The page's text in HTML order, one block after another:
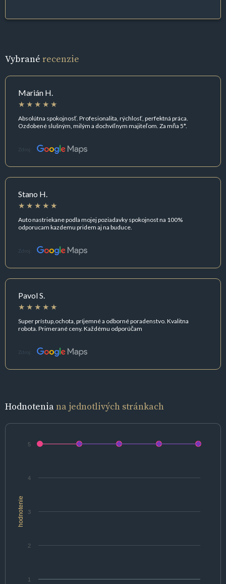
Vybrané recenzie
Marián H.
Absolútna spokojnosť. Profesionalita, rýchlosť, perfektná práca.
Ozdobené slušným, milým a dochvíľnym majiteľom. Za mňa 5*.
Zdroj:
Stano H.
Auto nastriekane podla mojej poziadavky spokojnost na 100%
odporucam kazdemu pridem aj na buduce.
Zdroj:
Pavol S.
Super prístup,ochota, príjemné a odborné poradenstvo. Kvalitna
robota. Primerané ceny. Každému odporúčam
Zdroj:
Hodnoteniana jednotlivých stránkach
hodnotenie
1
2
3
4
5